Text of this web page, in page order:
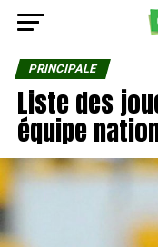
PRINCIPALE
Liste des
équipe